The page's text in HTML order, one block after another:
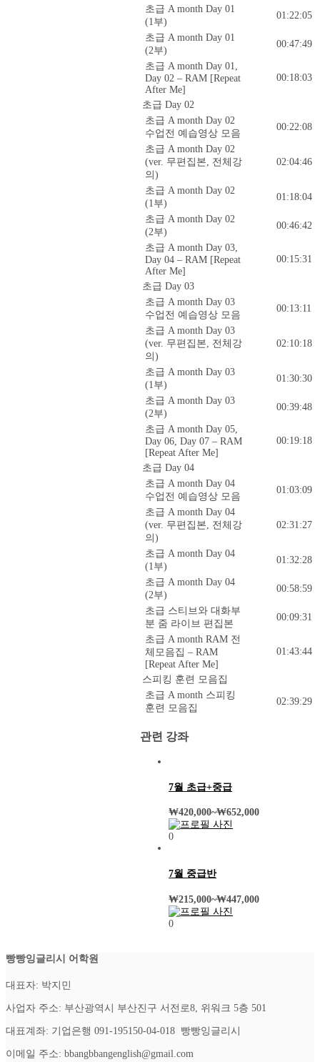
초급 A month Day 01
(1부)
01:22:05
초급 A month Day 01
(2부)
00:47:49
초급 A month Day 01,
Day 02 – RAM [Repeat
After Me]
00:18:03
초급 Day 02
초급 A month Day 02
수업전 예습영상 모음
00:22:08
초급 A month Day 02
(ver. 무편집본, 전체강
의)
02:04:46
초급 A month Day 02
(1부)
01:18:04
초급 A month Day 02
(2부)
00:46:42
초급 A month Day 03,
Day 04 – RAM [Repeat
After Me]
00:15:31
초급 Day 03
초급 A month Day 03
수업전 예습영상 모음
00:13:11
초급 A month Day 03
(ver. 무편집본, 전체강
의)
02:10:18
초급 A month Day 03
(1부)
01:30:30
초급 A month Day 03
(2부)
00:39:48
초급 A month Day 05,
Day 06, Day 07 – RAM
[Repeat After Me]
00:19:18
초급 Day 04
초급 A month Day 04
수업전 예습영상 모음
01:03:09
초급 A month Day 04
(ver. 무편집본, 전체강
의)
02:31:27
초급 A month Day 04
(1부)
01:32:28
초급 A month Day 04
(2부)
00:58:59
초급 스티브와 대화부
분 줌 라이브 편집본
00:09:31
초급 A month RAM 전
체모음집 – RAM
[Repeat After Me]
01:43:44
스피킹 훈련 모음집
초급 A month 스피킹
훈련 모음집
02:39:29
관련 강좌
7월 중급반
₩215,000~₩447,000
0
7월 초급+중급
₩420,000~₩652,000
0
빵빵잉글리시 어학원
대표자: 박지민
사업자 주소: 부산광역시 부산진구 서전로8, 위워크 5층 501
대표계좌: 기업은행 091-195150-04-018 빵빵잉글리시
이메일 주소: bbangbbangenglish@gmail.com